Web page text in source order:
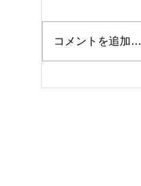
私事ですが…✌️
コメントを追加…